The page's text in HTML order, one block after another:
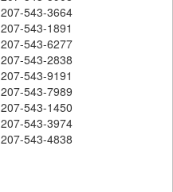
207-543-3664
207-543-1891
207-543-6277
207-543-2838
207-543-9191
207-543-7989
207-543-1450
207-543-3974
207-543-4838